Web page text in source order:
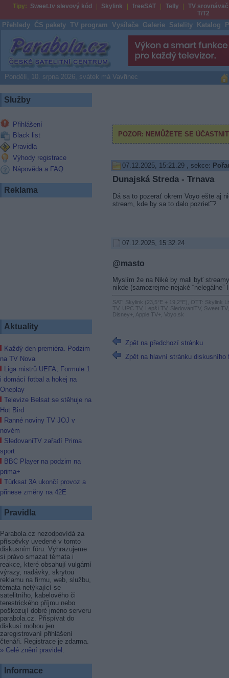
Tipy: Sweet.tv slevový kód Skylink freeSAT Telly
TV srovnávač
T/T2
Přehledy ČS pakety TV program Vysílače Galerie Satelity Katalog
Parabola.cz
Pondělí, 10. srpna 2026, svátek má Vavřinec
Služby
Přihlášení
Black list
Pravidla
Výhody registrace
Nápověda a FAQ
Reklama
Aktuality
Každý den premiéra. Podzim
na TV Nova
Liga mistrů UEFA, Formule 1
i domácí fotbal a hokej na
Oneplay
Televize Belsat se stěhuje na
Hot Bird
Ranné noviny TV JOJ v
novém
SledovaniTV zařadí Prima
sport
BBC Player na podzim na
prima+
Türksat 3A ukončí provoz a
přinese změny na 42E
Pravidla
Parabola.cz nezodpovídá za
příspěvky uvedené v tomto
diskusním fóru. Vyhrazujeme
si právo smazat témata i
reakce, které obsahují vulgární
výrazy, nadávky, skrytou
reklamu na firmu, web, službu,
témata netýkající se
satelitního, kabelového či
terestrického příjmu nebo
poškozují dobré jméno serveru
parabola.cz. Přispívat do
diskusí mohou jen
zaregistrovaní přihlášení
čtenáři. Registrace je zdarma.
» Celé znění pravidel .
Informace
07.12.2025, 15:21.29 , sekce:
Dunajská Streda - Trnava
Dá sa to pozerať okrem Voyo ešte aj
stream, kde by sa to dalo pozrieťˇ?
07.12.2025, 15:32.24
@masto
Myslím že na Niké by mali byť
nikde (samozrejme nejaké
SAT: Skylink (23,5°E + 19,2°E), OTT: Skylink
TV, UPC TV, Lepší.TV, SledovaniTV,
Disney+, Apple TV+, Voyo.sk
Zpět na předchozí stránku
Zpět na hlavní stránku diskusního